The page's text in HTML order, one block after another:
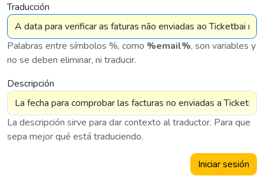
Traducción
Palabras entre símbolos %, como %email%, son variables y
no se deben eliminar, ni traducir.
Descripción
La descripción sirve para dar contexto al traductor. Para que
sepa mejor qué está traduciendo.
Iniciar sesión